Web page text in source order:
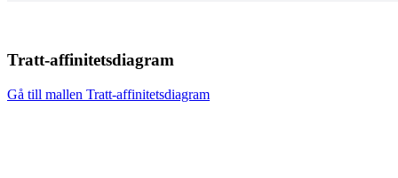
Tratt-affinitetsdiagram
Gå till mallen Tratt-affinitetsdiagram